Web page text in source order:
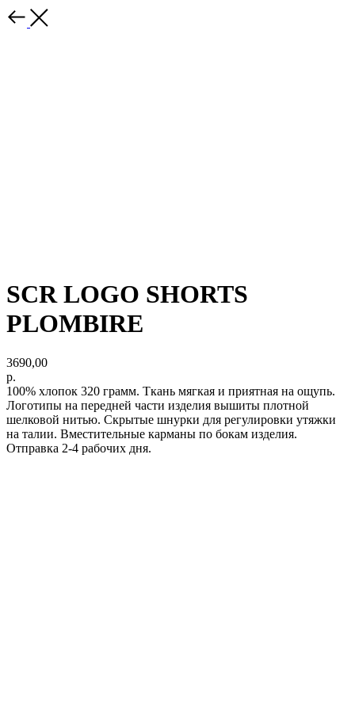
SCR LOGO SHORTS
PLOMBIRE
3690,00
р.
100% хлопок 320 грамм. Ткань мягкая и приятная на ощупь.
Логотипы на передней части изделия вышиты плотной
шелковой нитью. Скрытые шнурки для регулировки утяжки
на талии. Вместительные карманы по бокам изделия.
Отправка 2-4 рабочих дня.